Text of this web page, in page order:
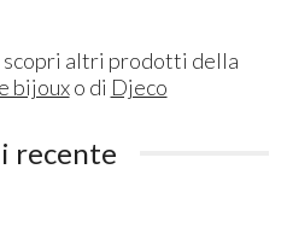
scopri altri prodotti della
bijouxo di Djeco
recente